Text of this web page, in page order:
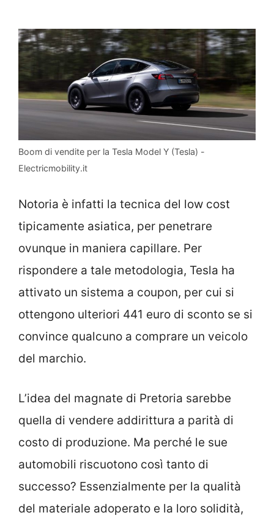
Boom di vendite per la Tesla Model Y (Tesla) -
Electricmobility.it
Notoria è infatti la tecnica del low cost
tipicamente asiatica, per penetrare
ovunque in maniera capillare. Per
rispondere a tale metodologia, Tesla ha
attivato un sistema a coupon, per cui si
ottengono ulteriori 441 euro di sconto se si
convince qualcuno a comprare un veicolo
del marchio.
L’idea del magnate di Pretoria sarebbe
quella di vendere addirittura a parità di
costo di produzione. Ma perché le sue
automobili riscuotono così tanto di
successo? Essenzialmente per la qualità
del materiale adoperato e la loro solidità,